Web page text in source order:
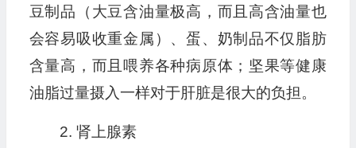
豆制品（大豆含油量极高，而且高含油量也
会容易吸收重金属）、蛋、奶制品不仅脂肪
含量高，而且喂养各种病原体；坚果等健康
油脂过量摄入一样对于肝脏是很大的负担。
2. 肾上腺素